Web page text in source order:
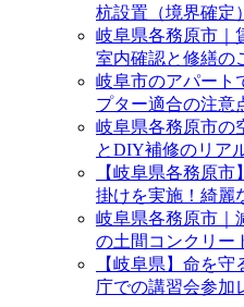
杭設置（境界確定
岐阜県各務原市｜
室内確認と修繕の
岐阜市のアパート
プター適合の注意
岐阜県各務原市の
とDIY補修のリア
【岐阜県各務原
掛けを実施！綺麗
岐阜県各務原市｜
の土間コンクリー
【岐阜県】命を
庁での講習会参加